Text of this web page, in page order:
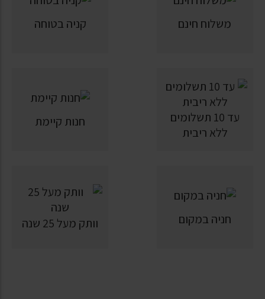
משלוח חינם קניה בטוחה
עד 10 תשלומים
ללא ריבית
חנות קיימת
חניה במקום וותק מעל 25 שנה